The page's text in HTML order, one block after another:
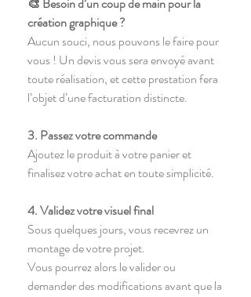
🎨 Besoin d’un coup de main pour la
création graphique ?
Aucun souci, nous pouvons le faire pour
vous ! Un devis vous sera envoyé avant
toute réalisation, et cette prestation fera
l’objet d’une facturation distincte.
3. Passez votre commande
Ajoutez le produit à votre panier et
finalisez votre achat en toute simplicité.
4. Validez votre visuel final
Sous quelques jours, vous recevrez un
montage de votre projet.
Vous pourrez alors le valider ou
demander des modifications avant que la